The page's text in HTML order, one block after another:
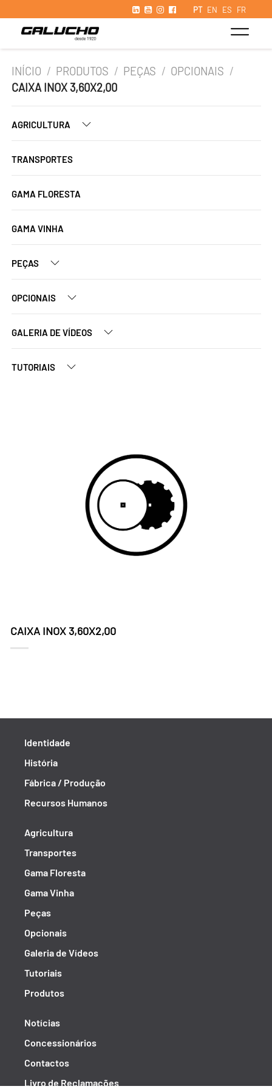
PT EN ES FR
INÍCIO / PRODUTOS / PEÇAS / OPCIONAIS /
CAIXA INOX 3,60X2,00
AGRICULTURA
TRANSPORTES
GAMA FLORESTA
GAMA VINHA
PEÇAS
OPCIONAIS
GALERIA DE VÍDEOS
TUTORIAIS
CAIXA INOX 3,60X2,00
Identidade
História
Fábrica / Produção
Recursos Humanos
Agricultura
Transportes
Gama Floresta
Gama Vinha
Peças
Opcionais
Galeria de Vídeos
Tutoriais
Produtos
Notícias
Concessionários
Contactos
Livro de Reclamações